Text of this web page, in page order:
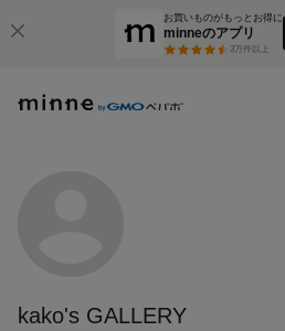
お買いものがもっとお得に
minneのアプリ
3万件以上
kako's GALLERY